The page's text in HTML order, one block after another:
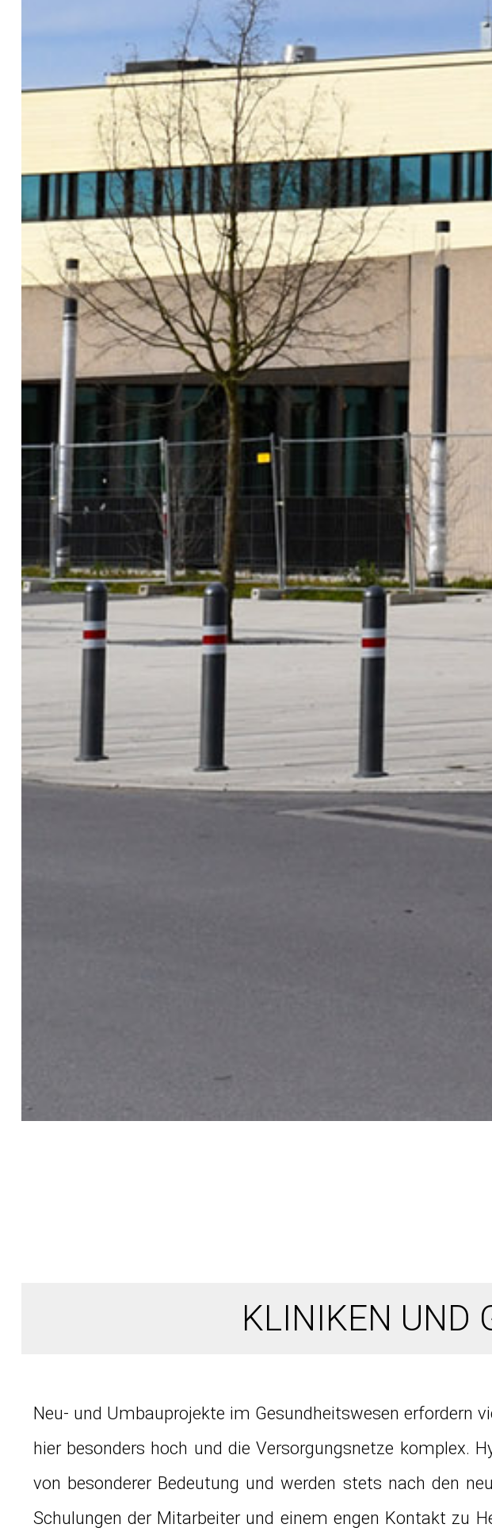
KLINIKEN UND
Neu- und Umbauprojekte im Gesundheitswesen erfordern
hier besonders hoch und die Versorgungsnetze komplex.
von besonderer Bedeutung und werden stets nach den
Schulungen der Mitarbeiter und einem engen Kontakt zu